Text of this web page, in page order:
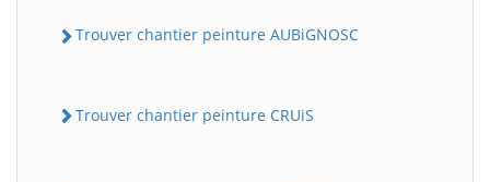
Trouver chantier peinture AUBiGNOSC
Trouver chantier peinture CRUiS